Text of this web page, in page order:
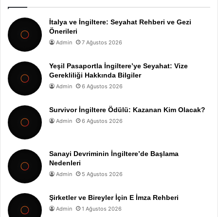
İtalya ve İngiltere: Seyahat Rehberi ve Gezi
Önerileri
Admin 7 Ağustos 2026
Yeşil Pasaportla İngiltere’ye Seyahat: Vize
Gerekliliği Hakkında Bilgiler
Admin 6 Ağustos 2026
Survivor İngiltere Ödülü: Kazanan Kim Olacak?
Admin 6 Ağustos 2026
Sanayi Devriminin İngiltere’de Başlama
Nedenleri
Admin 5 Ağustos 2026
Şirketler ve Bireyler İçin E İmza Rehberi
Admin 1 Ağustos 2026